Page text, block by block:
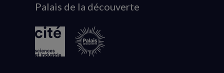
logo
Palais de la découverte